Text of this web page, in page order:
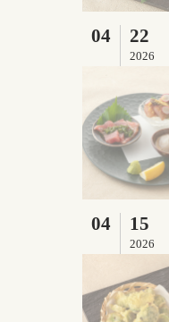
04 22
2026
04 15
2026